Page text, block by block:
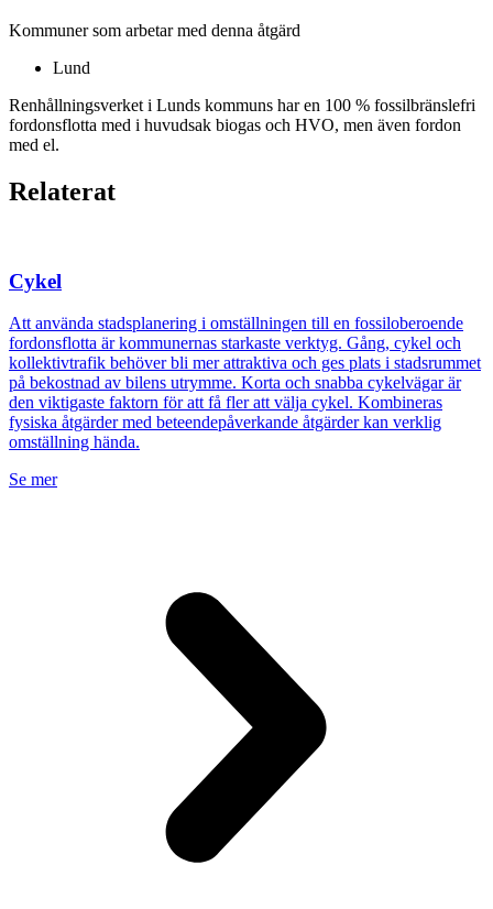
Kommuner som arbetar med denna åtgärd
Lund
Renhållningsverket i Lunds kommuns har en 100 % fossilbränslefri
fordonsflotta med i huvudsak biogas och HVO, men även fordon
med el.
Relaterat
Cykel
Att använda stadsplanering i omställningen till en fossiloberoende
fordonsflotta är kommunernas starkaste verktyg. Gång, cykel och
kollektivtrafik behöver bli mer attraktiva och ges plats i stadsrummet
på bekostnad av bilens utrymme. Korta och snabba cykelvägar är
den viktigaste faktorn för att få fler att välja cykel. Kombineras
fysiska åtgärder med beteendepåverkande åtgärder kan verklig
omställning hända.
Se mer